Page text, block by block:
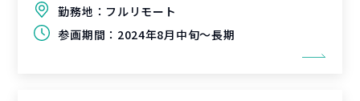
勤務地： フルリモート
参画期間： 2024年8月中旬～長期